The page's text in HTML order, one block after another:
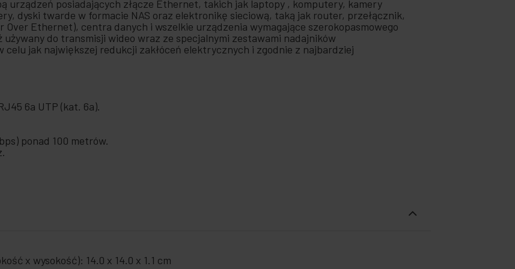
urządzeń posiadających złącze Ethernet, takich jak laptopy , komputery, kamery
dyski twarde w formacie NAS oraz elektronikę sieciową, taką jak router, przełącznik,
Over Ethernet), centra danych i wszelkie urządzenia wymagające szerokopasmowego
do transmisji wideo wraz ze specjalnymi zestawami nadajników
jak największej redukcji zakłóceń elektrycznych i zgodnie z najbardziej
6a UTP (kat. 6a).
ponad 100 metrów.
x wysokość): 14.0 x 14.0 x 1.1 cm